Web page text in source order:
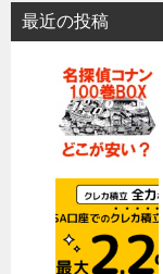
最近の投稿